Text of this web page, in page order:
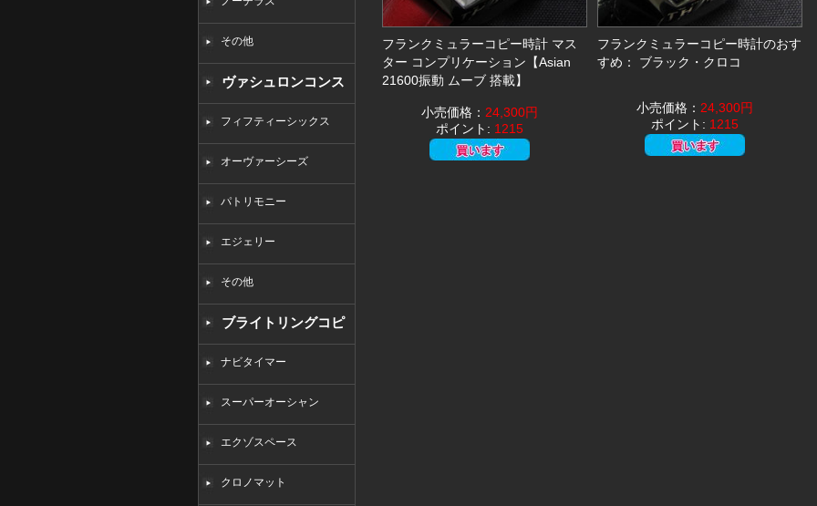
その他
ヴァシュロンコンス
タンタンコピー
フィフティーシックス
オーヴァーシーズ
パトリモニー
エジェリー
その他
ブライトリングコピ
ー ナビタイマー
スーパーオーシャン
エクゾスペース
クロノマット
フランクミュラーコピー時計 マス
ター コンプリケーション【Asian
21600振動 ムーブ 搭載】
小売価格： 24,300円
ポイント: 1215
フランクミュラーコピー時計のおす
すめ： ブラック・クロコ
小売価格： 24,300円
ポイント: 1215